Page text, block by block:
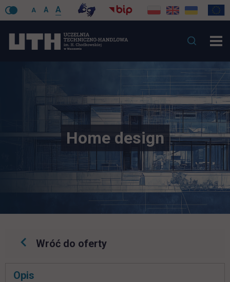
A A A
Home design
Wróć do oferty
Pomiń
Opis